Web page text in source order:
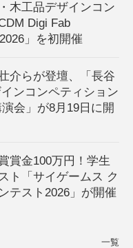
木工品デザインコン
Digi Fab
」を初開催
介らが登壇、「長谷
ンコンペティション
会」が8月19日に開
賞金100万円！学生
ト「サイゲームス ク
テスト2026」が開催
一覧